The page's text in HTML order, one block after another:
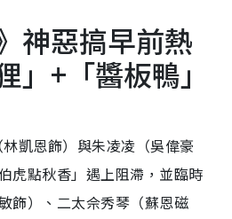
神惡搞早前熱
」+「醬板鴨」
凱恩飾）與朱凌凌（吳偉豪
虎點秋香」遇上阻滯，並臨時
飾）、二太佘秀琴（蘇恩磁